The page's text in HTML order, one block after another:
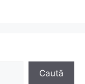
Caută